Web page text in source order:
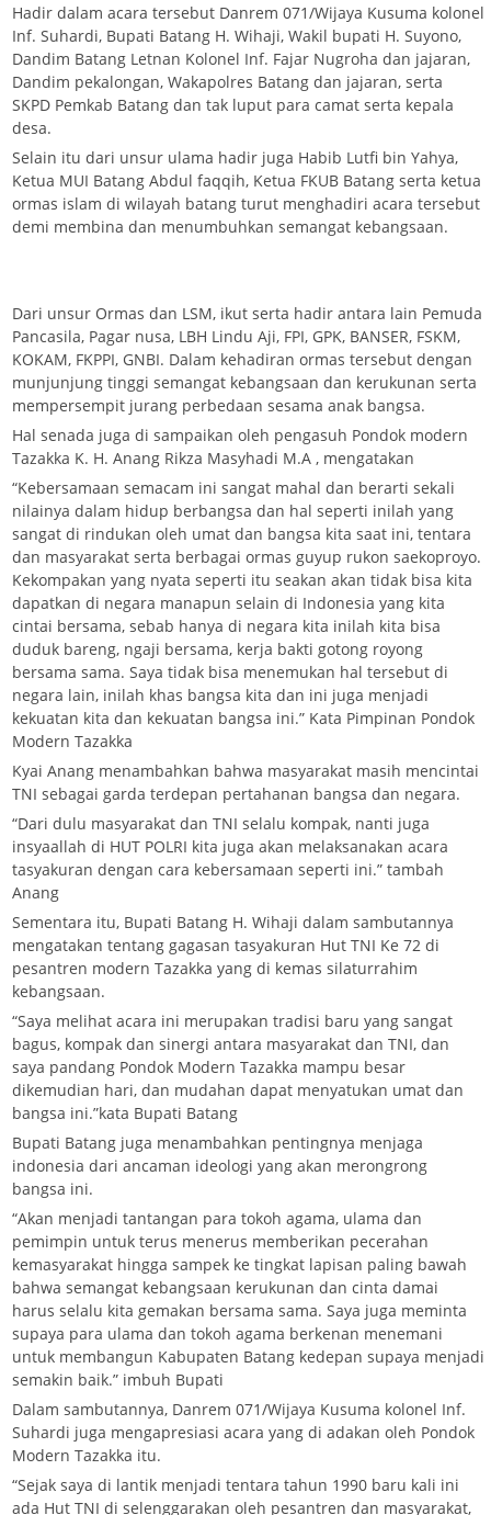
Hadir dalam acara tersebut Danrem 071/Wijaya Kusuma kolonel
Inf. Suhardi, Bupati Batang H. Wihaji, Wakil bupati H. Suyono,
Dandim Batang Letnan Kolonel Inf. Fajar Nugroha dan jajaran,
Dandim pekalongan, Wakapolres Batang dan jajaran, serta
SKPD Pemkab Batang dan tak luput para camat serta kepala
desa.
Selain itu dari unsur ulama hadir juga Habib Lutfi bin Yahya,
Ketua MUI Batang Abdul faqqih, Ketua FKUB Batang serta ketua
ormas islam di wilayah batang turut menghadiri acara tersebut
demi membina dan menumbuhkan semangat kebangsaan.
Dari unsur Ormas dan LSM, ikut serta hadir antara lain Pemuda
Pancasila, Pagar nusa, LBH Lindu Aji, FPI, GPK, BANSER, FSKM,
KOKAM, FKPPI, GNBI. Dalam kehadiran ormas tersebut dengan
munjunjung tinggi semangat kebangsaan dan kerukunan serta
mempersempit jurang perbedaan sesama anak bangsa.
Hal senada juga di sampaikan oleh pengasuh Pondok modern
Tazakka K. H. Anang Rikza Masyhadi M.A , mengatakan
“Kebersamaan semacam ini sangat mahal dan berarti sekali
nilainya dalam hidup berbangsa dan hal seperti inilah yang
sangat di rindukan oleh umat dan bangsa kita saat ini, tentara
dan masyarakat serta berbagai ormas guyup rukon saekoproyo.
Kekompakan yang nyata seperti itu seakan akan tidak bisa kita
dapatkan di negara manapun selain di Indonesia yang kita
cintai bersama, sebab hanya di negara kita inilah kita bisa
duduk bareng, ngaji bersama, kerja bakti gotong royong
bersama sama. Saya tidak bisa menemukan hal tersebut di
negara lain, inilah khas bangsa kita dan ini juga menjadi
kekuatan kita dan kekuatan bangsa ini.” Kata Pimpinan Pondok
Modern Tazakka
Kyai Anang menambahkan bahwa masyarakat masih mencintai
TNI sebagai garda terdepan pertahanan bangsa dan negara.
“Dari dulu masyarakat dan TNI selalu kompak, nanti juga
insyaallah di HUT POLRI kita juga akan melaksanakan acara
tasyakuran dengan cara kebersamaan seperti ini.” tambah
Anang
Sementara itu, Bupati Batang H. Wihaji dalam sambutannya
mengatakan tentang gagasan tasyakuran Hut TNI Ke 72 di
pesantren modern Tazakka yang di kemas silaturrahim
kebangsaan.
“Saya melihat acara ini merupakan tradisi baru yang sangat
bagus, kompak dan sinergi antara masyarakat dan TNI, dan
saya pandang Pondok Modern Tazakka mampu besar
dikemudian hari, dan mudahan dapat menyatukan umat dan
bangsa ini.”kata Bupati Batang
Bupati Batang juga menambahkan pentingnya menjaga
indonesia dari ancaman ideologi yang akan merongrong
bangsa ini.
“Akan menjadi tantangan para tokoh agama, ulama dan
pemimpin untuk terus menerus memberikan pecerahan
kemasyarakat hingga sampek ke tingkat lapisan paling bawah
bahwa semangat kebangsaan kerukunan dan cinta damai
harus selalu kita gemakan bersama sama. Saya juga meminta
supaya para ulama dan tokoh agama berkenan menemani
untuk membangun Kabupaten Batang kedepan supaya menjadi
semakin baik.” imbuh Bupati
Dalam sambutannya, Danrem 071/Wijaya Kusuma kolonel Inf.
Suhardi juga mengapresiasi acara yang di adakan oleh Pondok
Modern Tazakka itu.
“Sejak saya di lantik menjadi tentara tahun 1990 baru kali ini
ada Hut TNI di selenggarakan oleh pesantren dan masyarakat,